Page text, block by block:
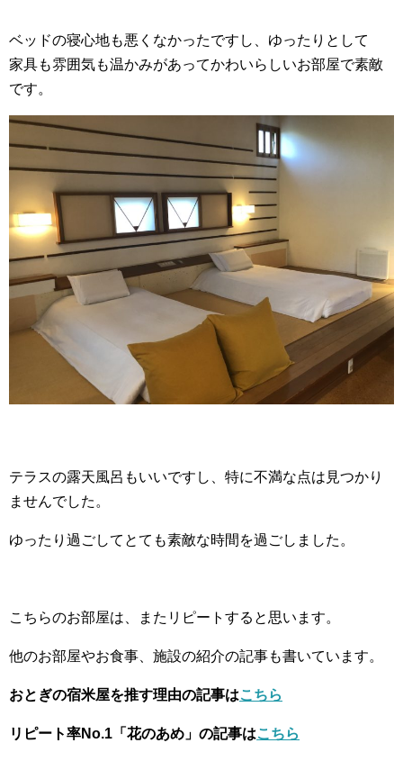
ベッドの寝心地も悪くなかったですし、ゆったりとして
家具も雰囲気も温かみがあってかわいらしいお部屋で素敵
です。
テラスの露天風呂もいいですし、特に不満な点は見つかり
ませんでした。
ゆったり過ごしてとても素敵な時間を過ごしました。
こちらのお部屋は、またリピートすると思います。
他のお部屋やお食事、施設の紹介の記事も書いています。
おとぎの宿米屋を推す理由の記事はこちら
リピート率No.1「花のあめ」の記事はこちら